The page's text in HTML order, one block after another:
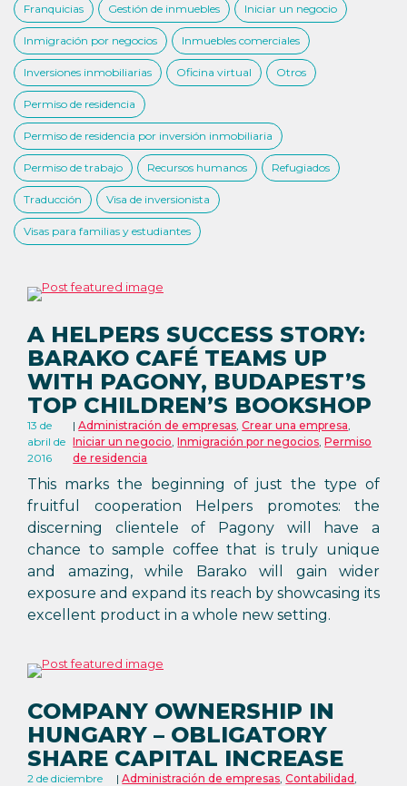
Franquicias Gestión de inmuebles Iniciar un negocio
Inmigración por negocios Inmuebles comerciales
Inversiones inmobiliarias Oficina virtual Otros
Permiso de residencia
Permiso de residencia por inversión inmobiliaria
Permiso de trabajo Recursos humanos Refugiados
Traducción Visa de inversionista
Visas para familias y estudiantes
A HELPERS SUCCESS STORY:
BARAKO CAFÉ TEAMS UP
WITH PAGONY, BUDAPEST’S
TOP CHILDREN’S BOOKSHOP
13 de
abril de
2016
Administración de empresas,Crear una empresa,
Iniciar un negocio,Inmigración por negocios,Permiso
de residencia
This marks the beginning of just the type of
fruitful cooperation Helpers promotes: the
discerning clientele of Pagony will have a
chance to sample coffee that is truly unique
and amazing, while Barako will gain wider
exposure and expand its reach by showcasing its
excellent product in a whole new setting.
COMPANY OWNERSHIP IN
HUNGARY – OBLIGATORY
SHARE CAPITAL INCREASE
2 de diciembre
Administración de empresas,Contabilidad,